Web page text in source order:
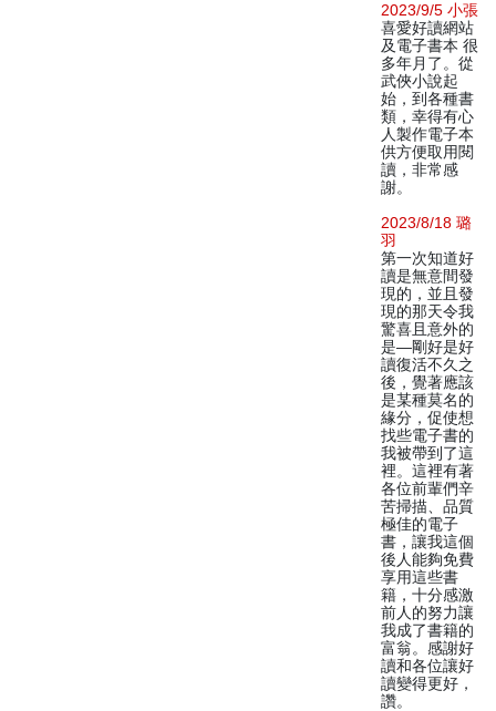
2023/9/5 小張
喜愛好讀網站
及電子書本 很
多年月了。從
武俠小說起
始，到各種書
類，幸得有心
人製作電子本
供方便取用閱
讀，非常感
謝。
2023/8/18 璐
羽
第一次知道好
讀是無意間發
現的，並且發
現的那天令我
驚喜且意外的
是—剛好是好
讀復活不久之
後，覺著應該
是某種莫名的
緣分，促使想
找些電子書的
我被帶到了這
裡。這裡有著
各位前輩們辛
苦掃描、品質
極佳的電子
書，讓我這個
後人能夠免費
享用這些書
籍，十分感激
前人的努力讓
我成了書籍的
富翁。感謝好
讀和各位讓好
讀變得更好，
讚。